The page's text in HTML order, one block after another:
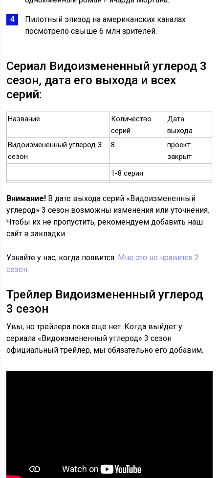
Пилотный эпизод на американских каналах
посмотрело свыше 6 млн зрителей.
Сериал Видоизмененный углерод 3
сезон, дата его выхода и всех
серий:
Название
Количество
серий
Дата
выхода
Видоизмененный углерод 3
сезон
8
проект
закрыт
1-8 серия
Внимание! В дате выхода серий «Видоизмененный
углерод» 3 сезон возможны изменения или уточнения.
Чтобы их не пропустить, рекомендуем добавить наш
сайт в закладки.
Узнайте у нас, когда появится: Мне это не нравится 2
сезон.
Трейлер Видоизмененный углерод
3 сезон
Увы, но трейлера пока еще нет. Когда выйдет у
сериала «Видоизмененный углерод» 3 сезон
официальный трейлер, мы обязательно его добавим.